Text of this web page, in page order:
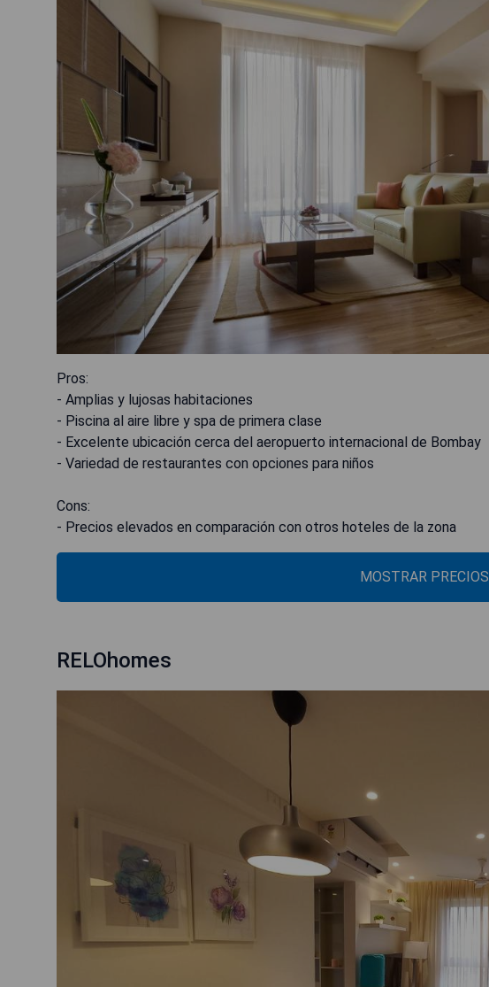
Pros:
- Amplias y lujosas habitaciones
- Piscina al aire libre y spa de primera clase
- Excelente ubicación cerca del aeropuerto internacional de Bombay
- Variedad de restaurantes con opciones para niños
Cons:
- Precios elevados en comparación con otros hoteles de la zona
MOSTRAR PRECIOS
RELOhomes